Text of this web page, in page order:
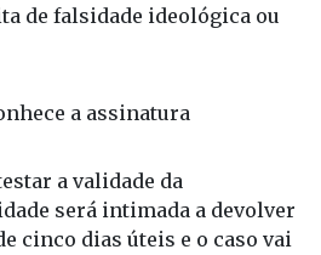
de falsidade ideológica ou
a assinatura
a validade da
será intimada a devolver
cinco dias úteis e o caso vai